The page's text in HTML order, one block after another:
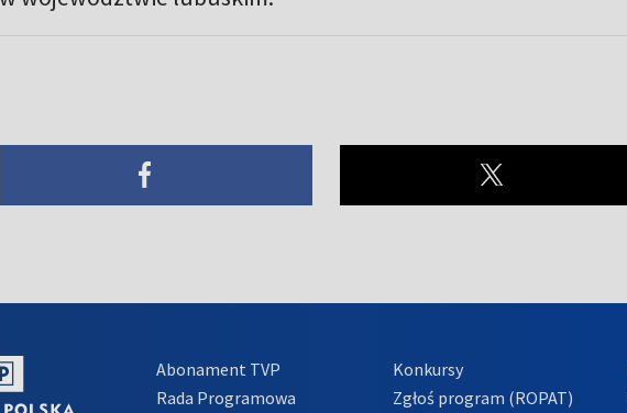
Abonament TVP
Rada Programowa
Konkursy
Zgłoś program (ROPAT)